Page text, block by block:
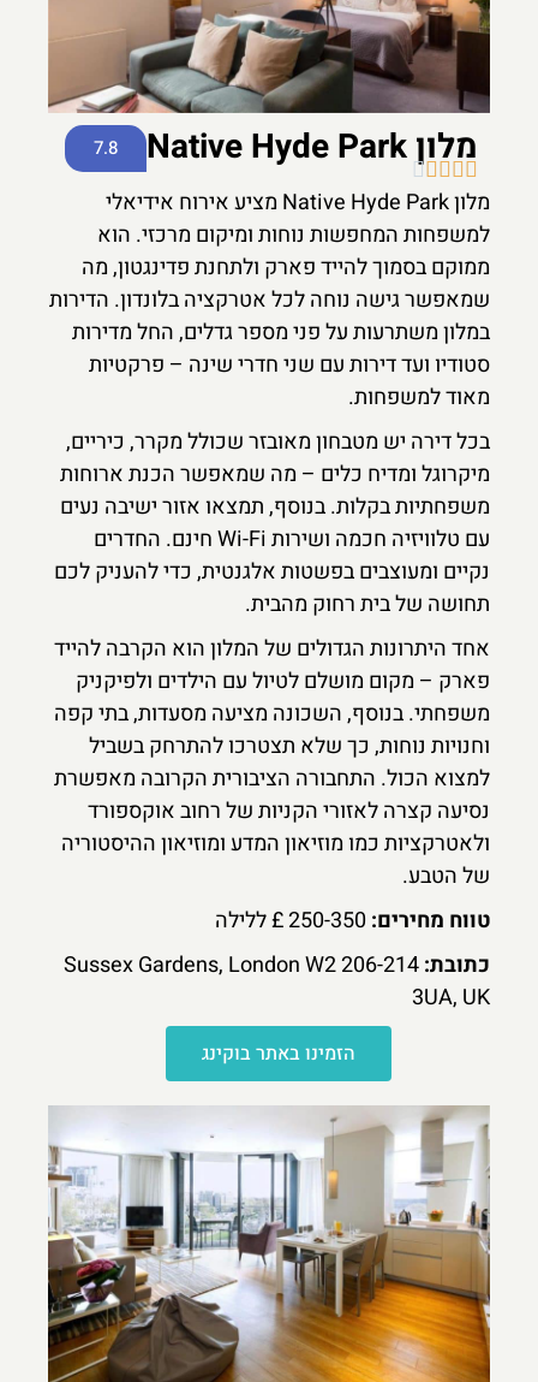
מלון Native Hyde Park 7.8





מלון Native Hyde Park מציע אירוח אידיאלי
למשפחות המחפשות נוחות ומיקום מרכזי. הוא
ממוקם בסמוך להייד פארק ולתחנת פדינגטון, מה
שמאפשר גישה נוחה לכל אטרקציה בלונדון. הדירות
במלון משתרעות על פני מספר גדלים, החל מדירות
סטודיו ועד דירות עם שני חדרי שינה – פרקטיות
מאוד למשפחות.
בכל דירה יש מטבחון מאובזר שכולל מקרר, כיריים,
מיקרוגל ומדיח כלים – מה שמאפשר הכנת ארוחות
משפחתיות בקלות. בנוסף, תמצאו אזור ישיבה נעים
עם טלוויזיה חכמה ושירות Wi-Fi חינם. החדרים
נקיים ומעוצבים בפשטות אלגנטית, כדי להעניק לכם
תחושה של בית רחוק מהבית.
אחד היתרונות הגדולים של המלון הוא הקרבה להייד
פארק – מקום מושלם לטיול עם הילדים ולפיקניק
משפחתי. בנוסף, השכונה מציעה מסעדות, בתי קפה
וחנויות נוחות, כך שלא תצטרכו להתרחק בשביל
למצוא הכול. התחבורה הציבורית הקרובה מאפשרת
נסיעה קצרה לאזורי הקניות של רחוב אוקספורד
ולאטרקציות כמו מוזיאון המדע ומוזיאון ההיסטוריה
של הטבע.
טווח מחירים: 250-350 £ ללילה
כתובת:
206-214 Sussex Gardens, London W2
3UA, UK
הזמינו באתר בוקינג